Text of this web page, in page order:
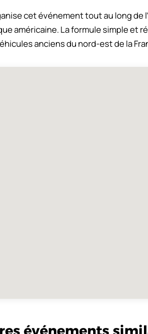
cet événement tout au long de
américaine. La formule simple et
anciens du nord-est de la